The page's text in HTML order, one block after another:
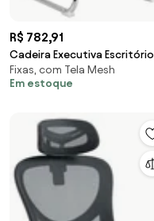
R$ 782,91
Cadeira Executiva Escritório
Royal Fixa PU Sintético Preta
G56 - Gran Belo
Fixas, com Tela Mesh
Em estoque